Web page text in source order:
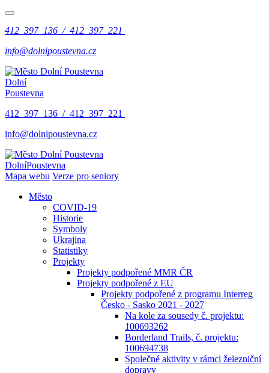
412 397 136 / 412 397 221
info@dolnipoustevna.cz
Dolní
Poustevna
412 397 136 / 412 397 221
info@dolnipoustevna.cz
DolníPoustevna
Mapa webu Verze pro seniory
Město
COVID-19
Historie
Symboly
Ukrajina
Statistiky
Projekty
Projekty podpořené MMR ČR
Projekty podpořené z EU
Projekty podpořené z programu Interreg
Česko - Sasko 2021 - 2027
Na kole za sousedy č. projektu:
100693262
Borderland Trails, č. projektu:
100694738
Společné aktivity v rámci železniční
dopravy